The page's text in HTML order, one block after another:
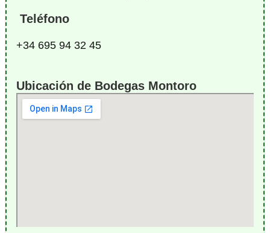
Teléfono
+34 695 94 32 45
Ubicación de Bodegas Montoro